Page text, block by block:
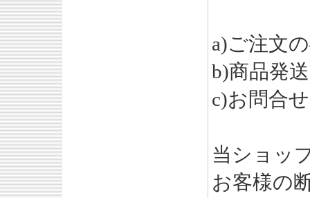
a)ご注文
b)商品発
c)お問合
当ショッ
お客様の